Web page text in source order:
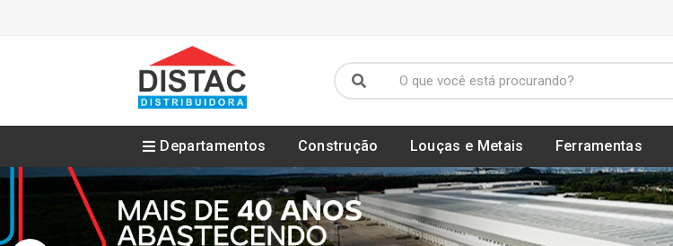
Departamentos Construção Louças e Metais Ferramentas